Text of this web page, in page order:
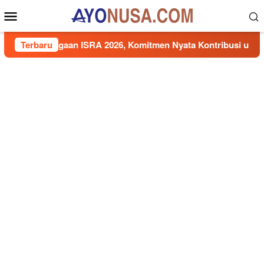
ke
kontenMobile
Terbaru
ISRA 2026, Komitmen Nyata Kontribusi untuk Masyarakat